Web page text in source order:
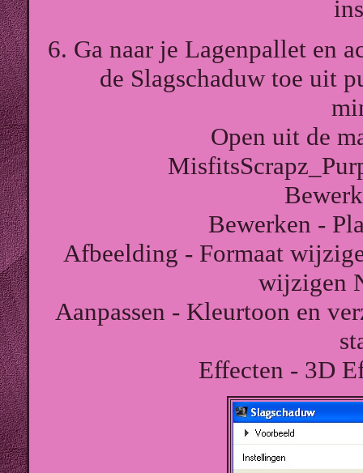
6. Ga naar je Lagenpallet en
de Slagschaduw toe uit
Open uit de
Bewerken -
Afbeelding - Formaat
wijzigen
Aanpassen - Kleurtoon en
Effecten - 3D